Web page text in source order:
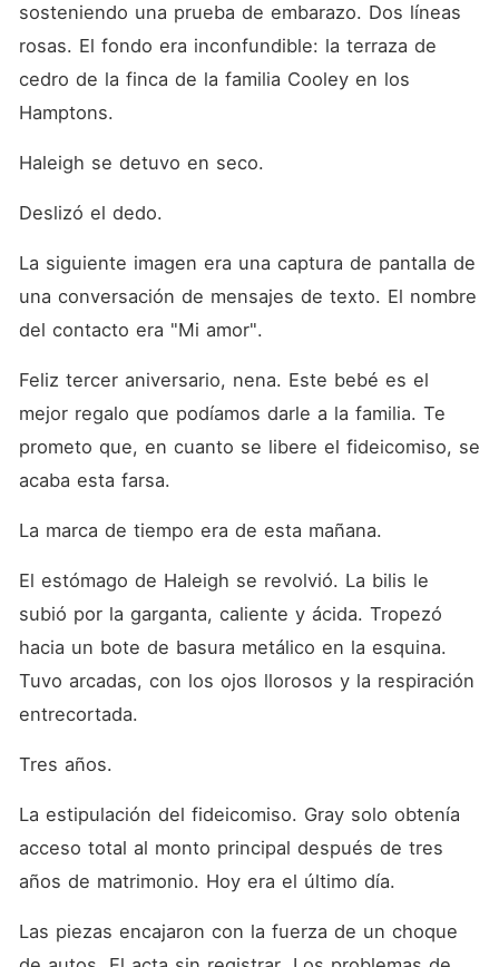
sosteniendo una prueba de embarazo. Dos líneas
rosas. El fondo era inconfundible: la terraza de
cedro de la finca de la familia Cooley en los
Hamptons.
Haleigh se detuvo en seco.
Deslizó el dedo.
La siguiente imagen era una captura de pantalla de
una conversación de mensajes de texto. El nombre
del contacto era "Mi amor".
Feliz tercer aniversario, nena. Este bebé es el
mejor regalo que podíamos darle a la familia. Te
prometo que, en cuanto se libere el fideicomiso, se
acaba esta farsa.
La marca de tiempo era de esta mañana.
El estómago de Haleigh se revolvió. La bilis le
subió por la garganta, caliente y ácida. Tropezó
hacia un bote de basura metálico en la esquina.
Tuvo arcadas, con los ojos llorosos y la respiración
entrecortada.
Tres años.
La estipulación del fideicomiso. Gray solo obtenía
acceso total al monto principal después de tres
años de matrimonio. Hoy era el último día.
Las piezas encajaron con la fuerza de un choque